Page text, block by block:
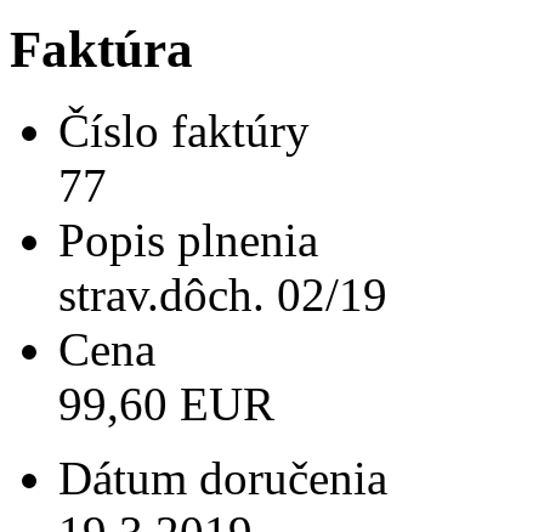
Faktúra
Číslo faktúry
77
Popis plnenia
strav.dôch. 02/19
Cena
99,60 EUR
Dátum doručenia